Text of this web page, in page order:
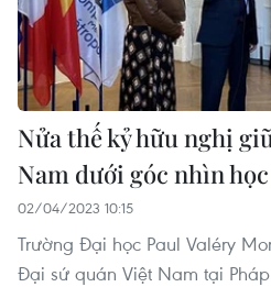
Nửa thế kỷ hữu nghị
Nam dưới góc nhìn
02/04/2023 10:15
Trường Đại học Paul Valéry
Đại sứ quán Việt Nam tại